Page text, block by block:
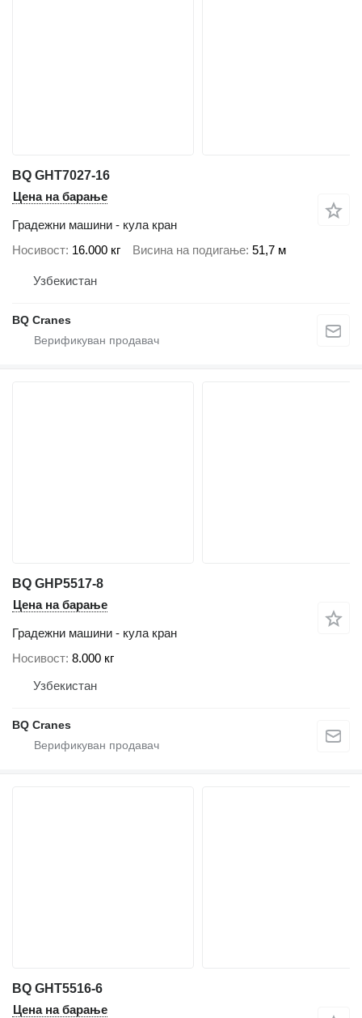
BQ GHT7027-16
Цена на барање
Градежни машини - кула кран
Носивост 16.000 кг Висина на подигање 51,7 м
Узбекистан
BQ Cranes
BQ GHP5517-8
Цена на барање
Градежни машини - кула кран
Носивост 8.000 кг
Узбекистан
BQ Cranes
BQ GHT5516-6
Цена на барање